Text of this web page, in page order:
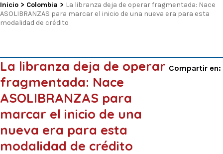
Inicio > Colombia > La libranza deja de operar fragmentada: Nace
ASOLIBRANZAS para marcar el inicio de una nueva era para esta
modalidad de crédito
La libranza deja de operar
fragmentada: Nace
ASOLIBRANZAS para
marcar el inicio de una
nueva era para esta
modalidad de crédito
Compartir en: